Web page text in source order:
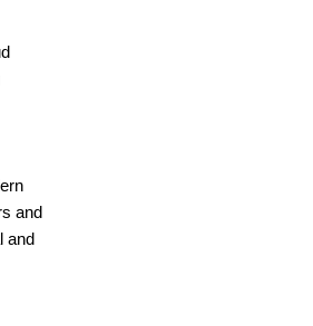
and
and